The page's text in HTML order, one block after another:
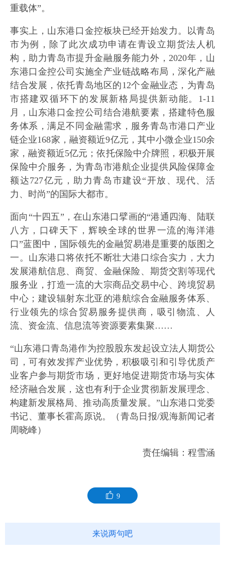
重载体”。
事实上，山东港口金控板块已经开始发力。以青岛
市为例，除了此次成功申请在青设立期货法人机
构，助力青岛市提升金融服务能力外，2020年，山
东港口金控公司实施全产业链战略布局，深化产融
结合发展，依托青岛地区的12个金融业态，为青岛
市搭建双循环下的发展新格局提供新动能。1-11
月，山东港口金控公司结合港航要素，搭建特色服
务体系，满足不同金融需求，服务青岛市港口产业
链企业168家，融资额近9亿元，其中小微企业150余
家，融资额近5亿元；依托保险中介牌照，积极开展
保险中介服务，为青岛市港航企业提供风险保障金
额达727亿元，助力青岛市建设“开放、现代、活
力、时尚”的国际大都市。
面向“十四五”，在山东港口擘画的“港通四海、陆联
八方，口碑天下，辉映全球的世界一流的海洋港
口”蓝图中，国际领先的金融贸易港是重要的版图之
一。山东港口将依托不断壮大港口综合实力，大力
发展港航信息、商贸、金融保险、期货交割等现代
服务业，打造一流的大宗商品交易中心、跨境贸易
中心；建设辐射东北亚的港航综合金融服务体系、
行业领先的综合贸易服务提供商，吸引物流、人
流、资金流、信息流等资源要素集聚……
“山东港口青岛港作为控股股东发起设立法人期货公
司，可有效发挥产业优势，积极吸引和引导优质产
业客户参与期货市场，更好地促进期货市场与实体
经济融合发展，这也有利于企业贯彻新发展理念、
构建新发展格局、推动高质量发展。”山东港口党委
书记、董事长霍高原说。（青岛日报/观海新闻记者
周晓峰）
责任编辑：程雪涵
9
来说两句吧